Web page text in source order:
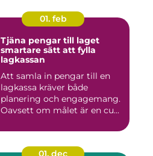
01. feb
Tjäna pengar till laget
smartare sätt att fylla
lagkassan
Att samla in pengar till en
lagkassa kräver både
planering och engagemang.
Oavsett om målet är en cu...
01. dec